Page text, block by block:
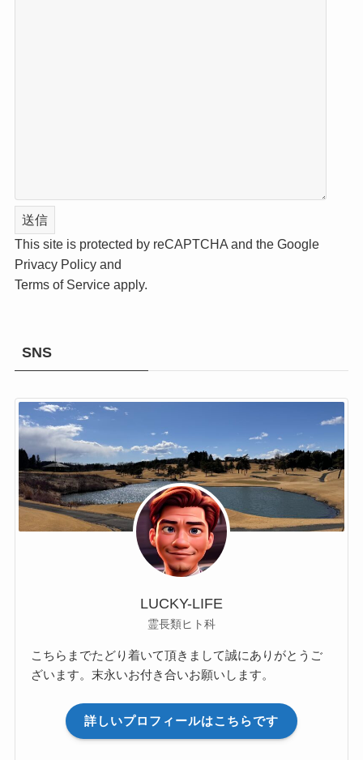
This site is protected by reCAPTCHA and the Google
Privacy Policyand
Terms of Serviceapply.
SNS
LUCKY-LIFE
霊長類ヒト科
こちらまでたどり着いて頂きまして誠にありがとうご
ざいます。末永いお付き合いお願いします。
詳しいプロフィールはこちらです